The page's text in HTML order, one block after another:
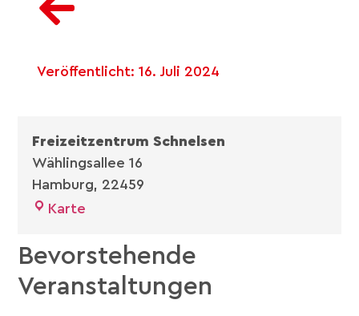
Veröffentlicht: 16. Juli 2024
Freizeitzentrum Schnelsen
Wählingsallee 16
Hamburg, 22459
Karte
Bevorstehende
Veranstaltungen